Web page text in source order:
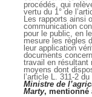
procédés, qui
vertu du 1° de
Les rapports ainsi
communication
pour le public, en
mesure les règles
leur application
documents
travail en résultant
moyens dont
l’article L. 311-2
Ministre de
Marty, mentionné